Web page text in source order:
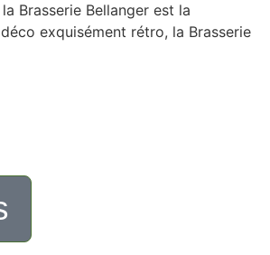
Brasserie Bellanger est la
exquisément rétro, la Brasserie